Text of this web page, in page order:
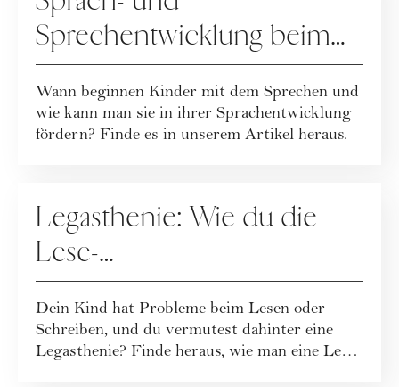
Sprechentwicklung beim
Kind
Wann beginnen Kinder mit dem Sprechen und
wie kann man sie in ihrer Sprachentwicklung
fördern? Finde es in unserem Artikel heraus.
Legasthenie: Wie du die
Lese-
Rechtschreibschwäche bei
Kindern erkennst
Dein Kind hat Probleme beim Lesen oder
Schreiben, und du vermutest dahinter eine
Legasthenie? Finde heraus, wie man eine Lese-